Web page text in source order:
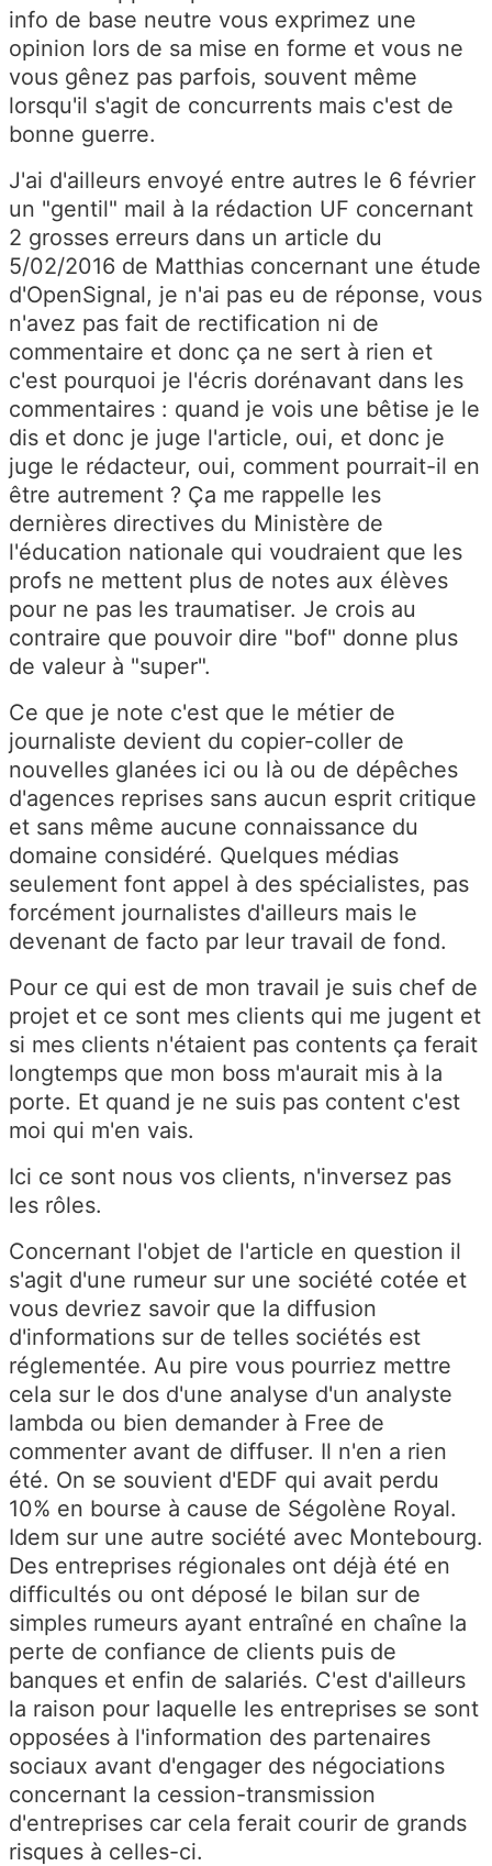
info de base neutre vous exprimez une
opinion lors de sa mise en forme et vous ne
vous gênez pas parfois, souvent même
lorsqu'il s'agit de concurrents mais c'est de
bonne guerre.
J'ai d'ailleurs envoyé entre autres le 6 février
un "gentil" mail à la rédaction UF concernant
2 grosses erreurs dans un article du
5/02/2016 de Matthias concernant une étude
d'OpenSignal, je n'ai pas eu de réponse, vous
n'avez pas fait de rectification ni de
commentaire et donc ça ne sert à rien et
c'est pourquoi je l'écris dorénavant dans les
commentaires : quand je vois une bêtise je le
dis et donc je juge l'article, oui, et donc je
juge le rédacteur, oui, comment pourrait-il en
être autrement ? Ça me rappelle les
dernières directives du Ministère de
l'éducation nationale qui voudraient que les
profs ne mettent plus de notes aux élèves
pour ne pas les traumatiser. Je crois au
contraire que pouvoir dire "bof" donne plus
de valeur à "super".
Ce que je note c'est que le métier de
journaliste devient du copier-coller de
nouvelles glanées ici ou là ou de dépêches
d'agences reprises sans aucun esprit critique
et sans même aucune connaissance du
domaine considéré. Quelques médias
seulement font appel à des spécialistes, pas
forcément journalistes d'ailleurs mais le
devenant de facto par leur travail de fond.
Pour ce qui est de mon travail je suis chef de
projet et ce sont mes clients qui me jugent et
si mes clients n'étaient pas contents ça ferait
longtemps que mon boss m'aurait mis à la
porte. Et quand je ne suis pas content c'est
moi qui m'en vais.
Ici ce sont nous vos clients, n'inversez pas
les rôles.
Concernant l'objet de l'article en question il
s'agit d'une rumeur sur une société cotée et
vous devriez savoir que la diffusion
d'informations sur de telles sociétés est
réglementée. Au pire vous pourriez mettre
cela sur le dos d'une analyse d'un analyste
lambda ou bien demander à Free de
commenter avant de diffuser. Il n'en a rien
été. On se souvient d'EDF qui avait perdu
10% en bourse à cause de Ségolène Royal.
Idem sur une autre société avec Montebourg.
Des entreprises régionales ont déjà été en
difficultés ou ont déposé le bilan sur de
simples rumeurs ayant entraîné en chaîne la
perte de confiance de clients puis de
banques et enfin de salariés. C'est d'ailleurs
la raison pour laquelle les entreprises se sont
opposées à l'information des partenaires
sociaux avant d'engager des négociations
concernant la cession-transmission
d'entreprises car cela ferait courir de grands
risques à celles-ci.